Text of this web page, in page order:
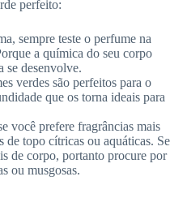
perfeito:
sempre teste o perfume na
a química do seu corpo
se desenvolve.
verdes são perfeitos para o
que os torna ideais para
você prefere fragrâncias mais
de topo cítricas ou aquáticas. Se
de corpo, portanto procure por
ou musgosas.